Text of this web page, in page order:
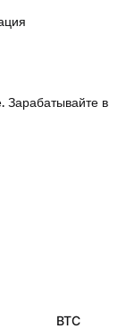
Зарабатывайте в
BTC